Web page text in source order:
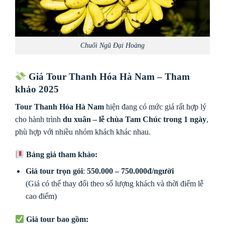
Chuối Ngũ Đại Hoàng
Giá Tour Thanh Hóa Hà Nam – Tham
khảo 2025
Tour Thanh Hóa Hà Nam hiện đang có mức giá rất hợp lý
cho hành trình du xuân – lễ chùa Tam Chúc trong 1 ngày,
phù hợp với nhiều nhóm khách khác nhau.
Bảng giá tham khảo:
Giá tour trọn gói: 550.000 – 750.000đ/người
(Giá có thể thay đổi theo số lượng khách và thời điểm lễ
cao điểm)
Giá tour bao gồm: